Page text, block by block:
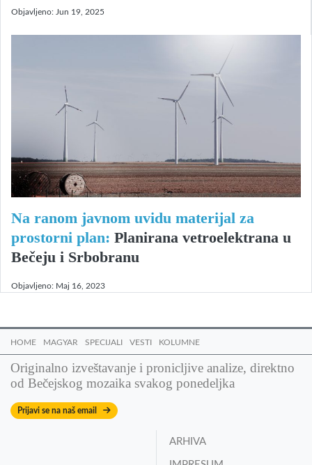
Objavljeno: Jun 19, 2025
Na ranom javnom uvidu materijal za
prostorni plan: Planirana vetroelektrana u
Bečeju i Srbobranu
Objavljeno: Maj 16, 2023
HOME MAGYAR SPECIJALI VESTI KOLUMNE
Originalno izveštavanje i pronicljive analize, direktno
od Bečejskog mozaika svakog ponedeljka
Prijavi se na naš email
ARHIVA